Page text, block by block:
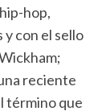
hop,
con el sello
reciente
término que